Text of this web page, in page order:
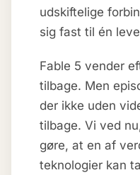
udskiftelige
sig fast til én
Fable 5 vender
tilbage. Men
der ikke uden
tilbage. Vi ved
gøre, at en af
teknologier kan